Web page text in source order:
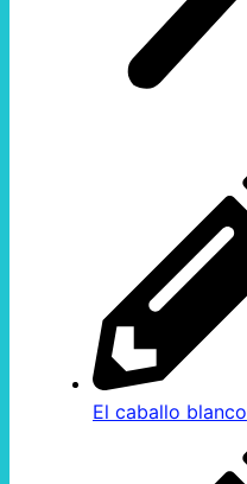
El caballo blanco